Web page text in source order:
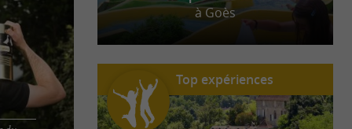
à Goès
Top expériences